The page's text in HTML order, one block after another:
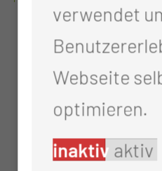
verwendet
Webseite
optimieren.
inaktiv aktiv